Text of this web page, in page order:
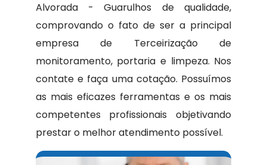
Alvorada - Guarulhos de qualidade,
comprovando o fato de ser a principal
empresa de Terceirização de
monitoramento, portaria e limpeza. Nos
contate e faça uma cotação. Possuímos
as mais eficazes ferramentas e os mais
competentes profissionais objetivando
prestar o melhor atendimento possível.